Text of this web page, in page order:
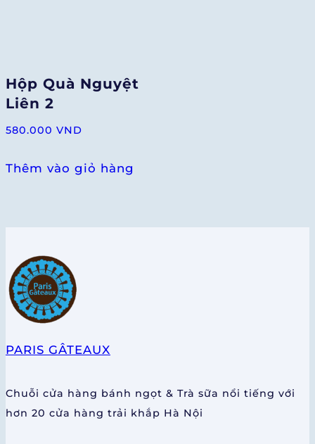
Hộp Quà Nguyệt
Liên 2
580.000 VND
Thêm vào giỏ hàng
PARIS GÂTEAUX
Chuỗi cửa hàng bánh ngọt & Trà sữa nổi tiếng với
hơn 20 cửa hàng trải khắp Hà Nội